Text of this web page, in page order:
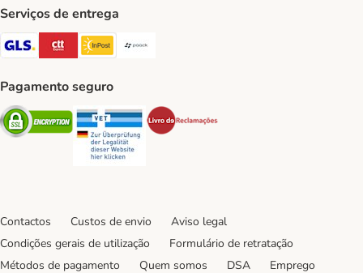
Serviços de entrega
GLS Shipping Method
CTTExpress Shipping Method
InPost Shipping Method
Pagamento seguro
Security Security
Contactos Custos de envio
Aviso legal
Condições gerais de utilização
Formulário de retratação
Métodos de pagamento
Quem somos DSA Emprego